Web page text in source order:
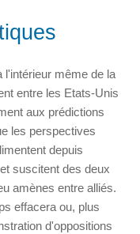
l'intérieur même de la
entre les Etats-Unis
aux prédictions
les perspectives
depuis
suscitent des deux
amènes entre alliés.
effacera ou, plus
d'oppositions